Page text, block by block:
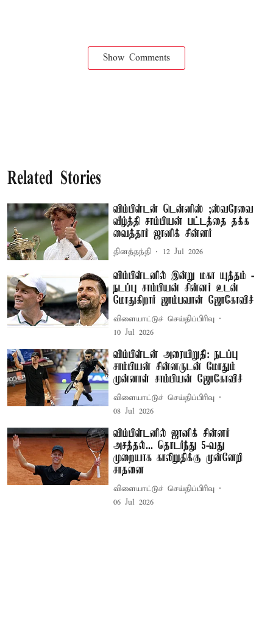
Show Comments
Related Stories
விம்பிள்டன் டென்னிஸ் ;ஸ்வரேவை
வீழ்த்தி சாம்பியன் பட்டத்தை தக்க
வைத்தார் ஜானிக் சின்னர்
தினத்தந்தி 12 Jul 2026
விம்பிள்டனில் இன்று மகா யுத்தம் -
நடப்பு சாம்பியன் சின்னர் உடன்
மோதுகிறார் ஜாம்பவான் ஜோகோவிச்
விளையாட்டுச் செய்திப்பிரிவு
10 Jul 2026
விம்பிள்டன் அரையிறுதி: நடப்பு
சாம்பியன் சின்னருடன் மோதும்
முன்னாள் சாம்பியன் ஜோகோவிச்
விளையாட்டுச் செய்திப்பிரிவு
08 Jul 2026
விம்பிள்டனில் ஜானிக் சின்னர்
அசத்தல்... தொடர்ந்து 5-வது
முறையாக காலிறுதிக்கு முன்னேறி
சாதனை
விளையாட்டுச் செய்திப்பிரிவு
06 Jul 2026